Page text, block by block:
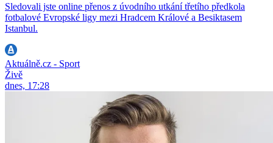
Sledovali jste online přenos z úvodního utkání třetího předkola
fotbalové Evropské ligy mezi Hradcem Králové a Besiktasem
Istanbul.
Aktuálně.cz - Sport
Živě
dnes, 17:28